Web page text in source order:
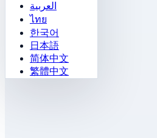
العربية
ไทย
한국어
日本語
简体中文
繁體中文